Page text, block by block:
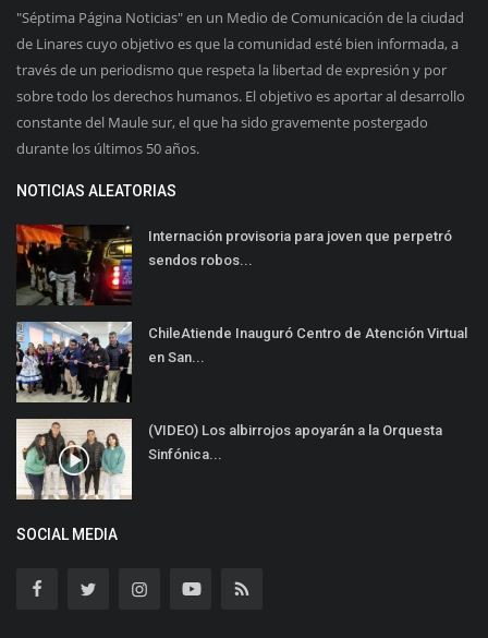
"Séptima Página Noticias" en un Medio de Comunicación de la ciudad
de Linares cuyo objetivo es que la comunidad esté bien informada, a
través de un periodismo que respeta la libertad de expresión y por
sobre todo los derechos humanos. El objetivo es aportar al desarrollo
constante del Maule sur, el que ha sido gravemente postergado
durante los últimos 50 años.
NOTICIAS ALEATORIAS
Internación provisoria para joven que perpetró
sendos robos...
ChileAtiende Inauguró Centro de Atención Virtual
en San...
(VIDEO) Los albirrojos apoyarán a la Orquesta
Sinfónica...
SOCIAL MEDIA